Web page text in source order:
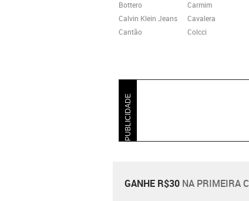
Bottero
Calvin Klein Jeans
Cantão
Carmim
Cavalera
Colcci
PUBLICIDADE
GANHE R$30 NA PRIMEIRA